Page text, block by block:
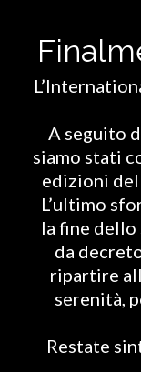
A seguito
siamo stati
edizioni
L’ultimo
la fine dello
da
ripartire
serenità,
Restate